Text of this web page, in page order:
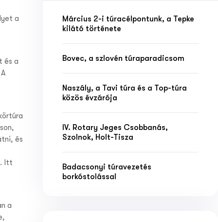
a
és a
és
Itt
a
Március 2-i túracélpontunk, a Tepke
kilátó története
Bovec, a szlovén túraparadicsom
Naszály, a Tavi túra és a Top-túra
közös évzárója
IV. Rotary Jeges Csobbanás,
Szolnok, Holt-Tisza
Badacsonyi túravezetés
borkóstolással